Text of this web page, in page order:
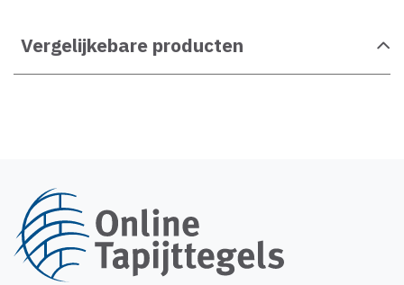
Vergelijkebare producten